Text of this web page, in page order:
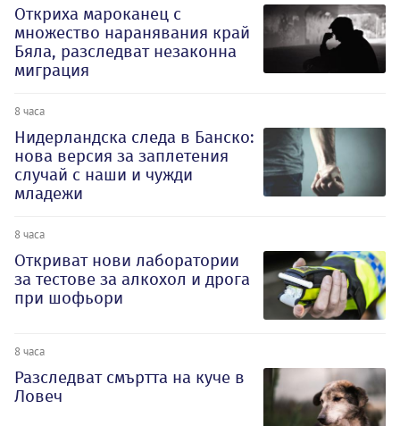
Откриха мароканец с
множество наранявания край
Бяла, разследват незаконна
миграция
8 часа
Нидерландска следа в Банско:
нова версия за заплетения
случай с наши и чужди
младежи
8 часа
Откриват нови лаборатории
за тестове за алкохол и дрога
при шофьори
8 часа
Разследват смъртта на куче в
Ловеч